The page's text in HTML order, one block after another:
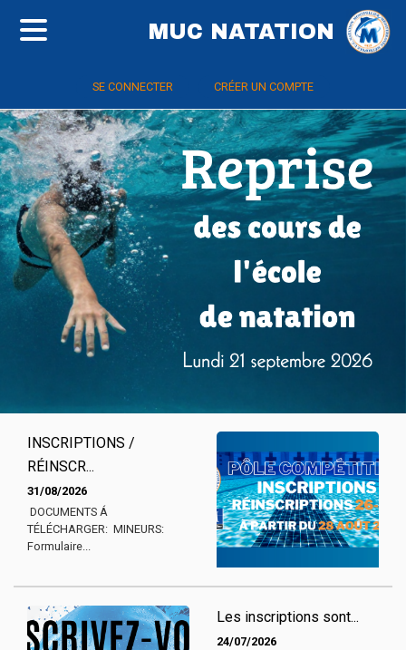
MUC NATATION
SE CONNECTER CRÉER UN COMPTE
INSCRIPTIONS /
RÉINSCR...
31/08/2026
DOCUMENTS Á
TÉLÉCHARGER: MINEURS:
Formulaire...
Les inscriptions sont...
24/07/2026